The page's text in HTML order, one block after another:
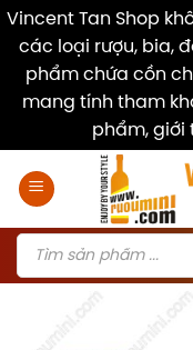
Vincent Tan Shop
các loại rượu, bia,
phẩm chứa cồn
mang tính tham
phẩm, giới
Products
search